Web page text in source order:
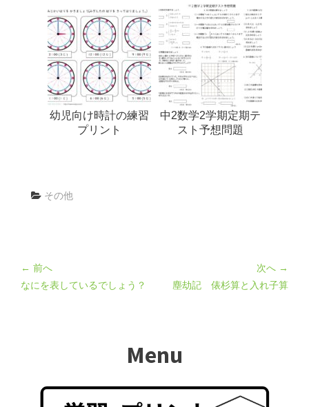
幼児向け時計の練習
プリント
中2数学2学期定期テ
スト予想問題
その他
← 前へ
なにを表しているでしょう？
次へ →
塵劫記 俵杉算と入れ子算
Menu